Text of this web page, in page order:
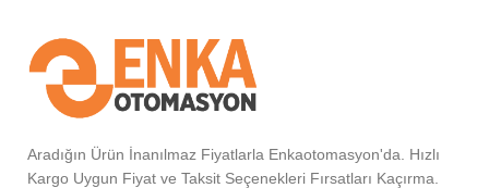
Aradığın Ürün İnanılmaz Fiyatlarla Enkaotomasyon'da. Hızlı
Kargo Uygun Fiyat ve Taksit Seçenekleri Fırsatları Kaçırma.